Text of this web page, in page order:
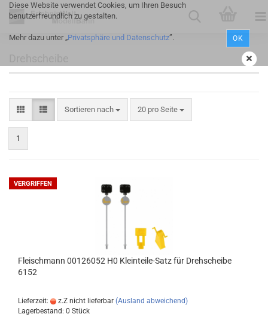
Diese Website verwendet Cookies, um Ihren Besuch
benutzerfreundlich zu gestalten.
Mehr dazu unter „Privatsphäre und Datenschutz”. OK
Sortieren nach 20 pro Seite
1
VERGRIFFEN
Fleischmann 00126052 H0 Kleinteile-Satz für Drehscheibe
6152
Lieferzeit: z.Z nicht lieferbar (Ausland abweichend)
Lagerbestand: 0 Stück